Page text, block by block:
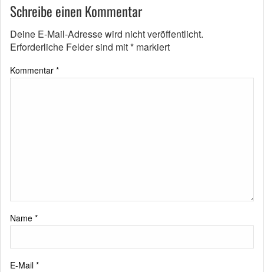
Schreibe einen Kommentar
Deine E-Mail-Adresse wird nicht veröffentlicht.
Erforderliche Felder sind mit* markiert
Kommentar *
Name *
E-Mail *